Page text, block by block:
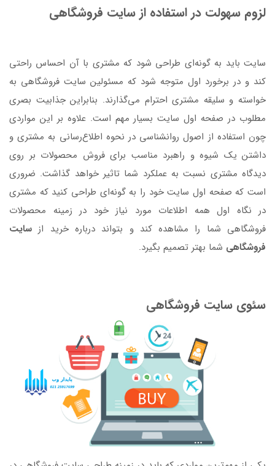
لزوم سهولت در استفاده از سایت فروشگاهی
سایت باید به گونه‌ای طراحی شود که مشتری با آن احساس راحتی
کند و در برخورد اول متوجه شود که مسئولین سایت فروشگاهی به
خواسته و سلیقه مشتری احترام می‌گذارند. بنابراین جذابیت بصری
مطلوب در صفحه اول سایت بسیار مهم است. علاوه بر این مواردی
چون استفاده از اصول روانشناسی در نحوه اطلاع‌رسانی به مشتری و
داشتن یک شیوه و راهبرد مناسب برای فروش محصولات بر روی
دیدگاه مشتری نسبت به عملکرد شما تاثیر خواهد گذاشت. ضروری
است که صفحه اول سایت خود را به گونه‌ای طراحی کنید که مشتری
در نگاه اول همه اطلاعات مورد نیاز خود در زمینه محصولات
فروشگاهی شما را مشاهده کند و بتواند درباره خرید از سایت
فروشگاهی شما بهتر تصمیم بگیرد.
سئوی سایت فروشگاهی